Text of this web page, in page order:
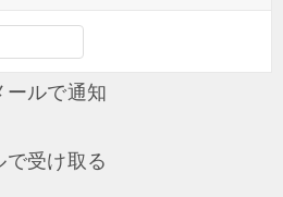
ールで通知
受け取る